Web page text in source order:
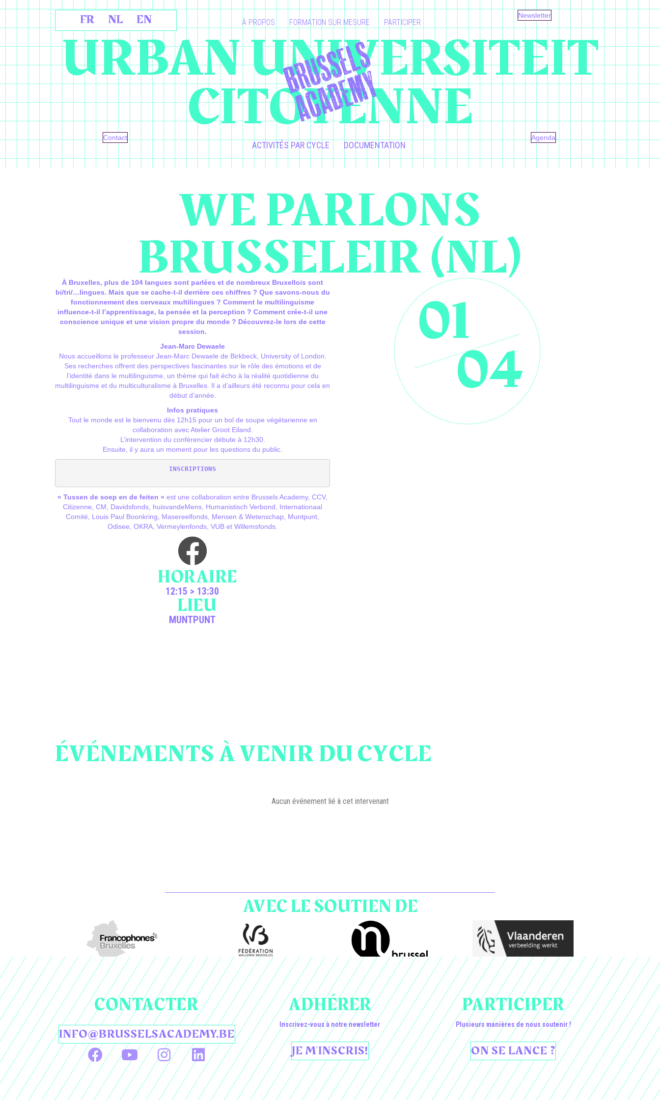
FR NL EN À PROPOS FORMATION SUR MESURE PARTICIPER
Newsletter
URBAN UNIVERSITEIT
CITOYENNE
Contact
ACTIVITÉS PAR CYCLE DOCUMENTATION
Agenda
WE PARLONS
BRUSSELEIR (NL)
À Bruxelles, plus de 104 langues sont parlées et de nombreux Bruxellois sont
bi/tri/…lingues. Mais que se cache-t-il derrière ces chiffres ? Que savons-nous du
fonctionnement des cerveaux multilingues ? Comment le multilinguisme
influence-t-il l’apprentissage, la pensée et la perception ? Comment crée-t-il une
conscience unique et une vision propre du monde ? Découvrez-le lors de cette
session.
Jean-Marc Dewaele
Nous accueillons le professeur Jean-Marc Dewaele de Birkbeck, University of London.
Ses recherches offrent des perspectives fascinantes sur le rôle des émotions et de
l’identité dans le multilinguisme, un thème qui fait écho à la réalité quotidienne du
multilinguisme et du multiculturalisme à Bruxelles. Il a d’ailleurs été reconnu pour cela en
début d’année.
Infos pratiques
Tout le monde est le bienvenu dès 12h15 pour un bol de soupe végétarienne en
collaboration avec Atelier Groot Eiland.
L’intervention du conférencier débute à 12h30.
Ensuite, il y aura un moment pour les questions du public.
INSCRIPTIONS
« Tussen de soep en de feiten » est une collaboration entre Brussels Academy, CCV,
Citizenne, CM, Davidsfonds, huisvandeMens, Humanistisch Verbond, Internationaal
Comité, Louis Paul Boonkring, Masereelfonds, Mensen & Wetenschap, Muntpunt,
Odisee, OKRA, Vermeylenfonds, VUB et Willemsfonds.
01
04
HORAIRE
12:15 > 13:30
LIEU
MUNTPUNT
ÉVÉNEMENTS À VENIR DU CYCLE
Aucun événement lié à cet intervenant
AVEC LE SOUTIEN DE
CONTACTER
INFO@BRUSSELSACADEMY.BE
ADHÉRER
Inscrivez-vous à notre newsletter
JE M'INSCRIS!
PARTICIPER
Plusieurs manières de nous soutenir !
ON SE LANCE ?